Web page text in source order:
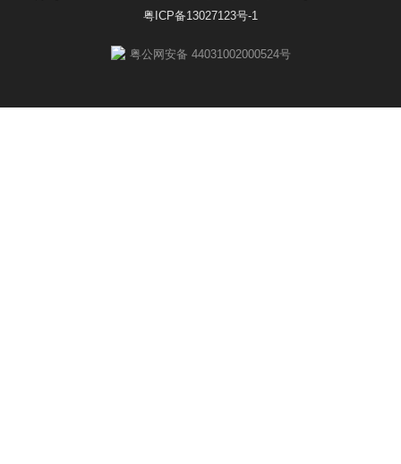
粤ICP备13027123号-1
粤公网安备 44031002000524号